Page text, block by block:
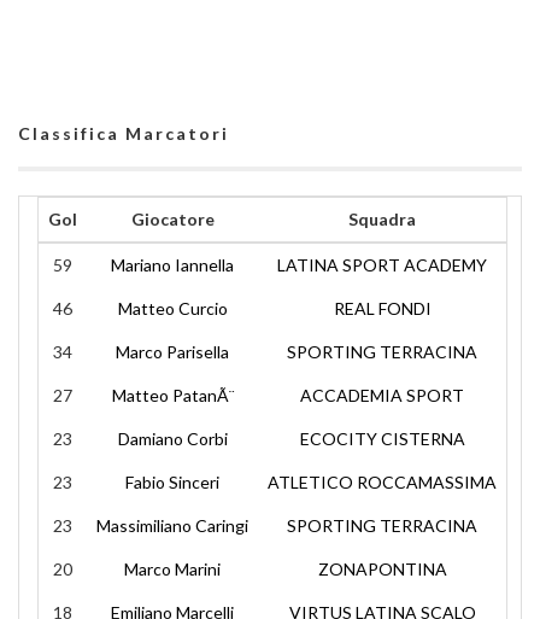
Classifica Marcatori
Gol Giocatore Squadra
59 Mariano Iannella LATINA SPORT ACADEMY
46 Matteo Curcio REAL FONDI
34 Marco Parisella SPORTING TERRACINA
27 Matteo PatanÃ¨ ACCADEMIA SPORT
23 Damiano Corbi ECOCITY CISTERNA
23 Fabio Sinceri ATLETICO ROCCAMASSIMA
23 Massimiliano Caringi SPORTING TERRACINA
20 Marco Marini ZONAPONTINA
18 Emiliano Marcelli VIRTUS LATINA SCALO